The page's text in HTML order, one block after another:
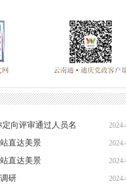
向评审通过人员名
直达美景
直达美景
研